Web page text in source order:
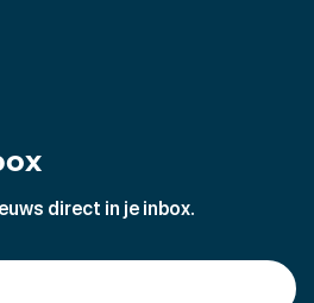
direct in je inbox.